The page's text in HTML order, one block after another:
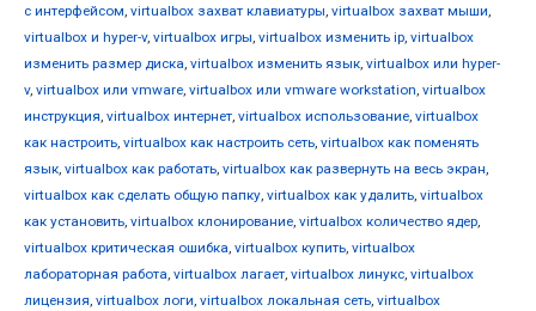
с интерфейсом, virtualbox захват клавиатуры, virtualbox захват мыши,
virtualbox и hyper-v, virtualbox игры, virtualbox изменить ip, virtualbox
изменить размер диска, virtualbox изменить язык, virtualbox или hyper-
v, virtualbox или vmware, virtualbox или vmware workstation, virtualbox
инструкция, virtualbox интернет, virtualbox использование, virtualbox
как настроить, virtualbox как настроить сеть, virtualbox как поменять
язык, virtualbox как работать, virtualbox как развернуть на весь экран,
virtualbox как сделать общую папку, virtualbox как удалить, virtualbox
как установить, virtualbox клонирование, virtualbox количество ядер,
virtualbox критическая ошибка, virtualbox купить, virtualbox
лабораторная работа, virtualbox лагает, virtualbox линукс, virtualbox
лицензия, virtualbox логи, virtualbox локальная сеть, virtualbox